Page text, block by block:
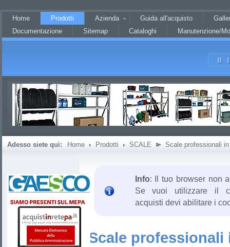
Home
Prodotti Azienda Guida all'acquisto
Documentazione
Sitemap Cataloghi Manutenzione/
Adesso siete qui: Home Prodotti SCALE Scale professionali
Info: Il tuo browser non
Se vuoi utilizzare il
acquisti devi abilitare i
Scale